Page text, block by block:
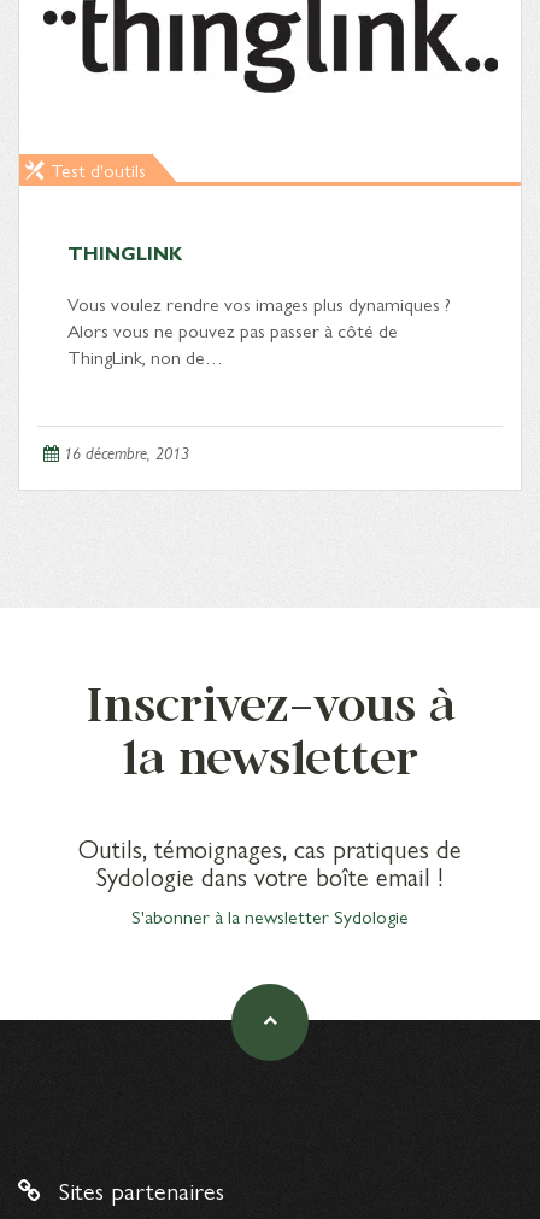
Test d'outils
THINGLINK
Vous voulez rendre vos images plus dynamiques ?
Alors vous ne pouvez pas passer à côté de
ThingLink, non de…
16 décembre, 2013
Inscrivez-vous à
la newsletter
Outils, témoignages, cas pratiques de
Sydologie dans votre boîte email !
S'abonner à la newsletter Sydologie
Sites partenaires